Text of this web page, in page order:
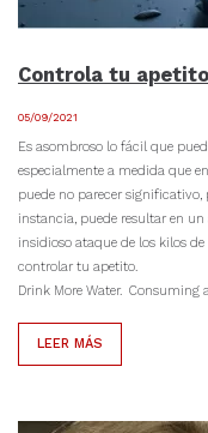
Controla tu apetito
05/09/2021
Es asombroso lo fácil que
especialmente a medida que
puede no parecer
instancia, puede resultar en un
insidioso ataque de los kilos
controlar tu apetito.
Drink More Water. Consuming
LEER MÁS